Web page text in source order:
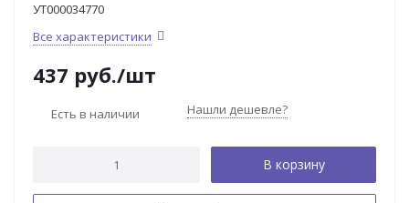
УТ000034770
Все характеристики
437 руб./шт
Есть в наличии Нашли дешевле?
В корзину